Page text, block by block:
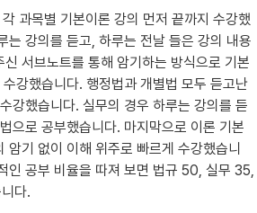
는 강의를 듣고, 하루는 전날 들은 강의 내용
서브노트를 통해 암기하는 방식으로 기본
강했습니다. 행정법과 개별법 모두 듣고난
강했습니다. 실무의 경우 하루는 강의를 듣
으로 공부했습니다. 마지막으로 이론 기본
암기 없이 이해 위주로 빠르게 수강했습니
인 공부 비율을 따져 보면 법규 50, 실무 35,
다.